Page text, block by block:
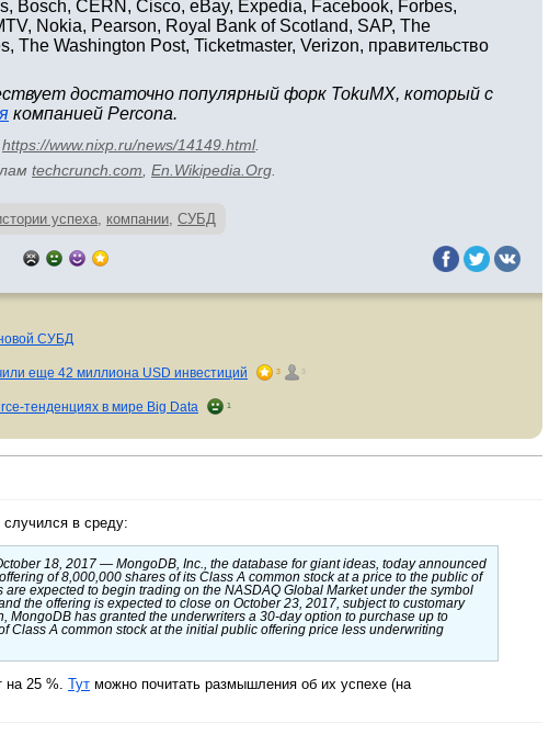
Bosch, CERN, Cisco, eBay, Expedia, Facebook, Forbes,
Nokia, Pearson, Royal Bank of Scotland, SAP, The
The Washington Post, Ticketmaster, Verizon, правительство
достаточно популярный форк TokuMX, который с
компанией Percona.
https://www.nixp.ru/news/14149.html.
techcrunch.com En.Wikipedia.Org
успеха, компании, СУБД
СУБД
еще 42 миллиона USD инвестиций 3 3
тенденциях в мире Big Data 1
в среду:
18, 2017 — MongoDB, Inc., the database for giant ideas, today announced
of 8,000,000 shares of its Class A common stock at a price to the public of
are expected to begin trading on the NASDAQ Global Market under the symbol
the offering is expected to close on October 23, 2017, subject to customary
MongoDB has granted the underwriters a 30-day option to purchase up to
Class A common stock at the initial public offering price less underwriting
25 %. Тут можно почитать размышления об их успехе (на